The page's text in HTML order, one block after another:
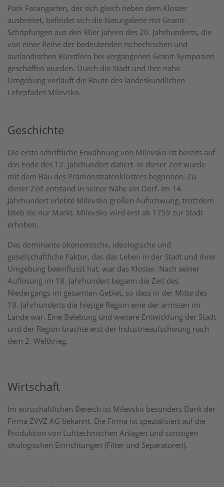
Park Fasangarten, der sich gleich neben dem Kloster
ausbreitet, befindet sich die Naturgalerie mit Granit-
Schöpfungen aus den 90er Jahren des 20. Jahrhunderts, die
von einer Reihe der bedeutenden tschechischen und
ausländischen Künstlern bei vergangenen Granit-Symposien
geschaffen wurden. Durch die Stadt und ihre nahe
Umgebung verläuft die Route des landeskundlichen
Lehrpfades Milevsko.
Geschichte
Die erste schriftliche Erwähnung von Milevsko ist bereits auf
das Ende des 12. Jahrhundert datiert. In dieser Zeit wurde
mit dem Bau des Prämonstratenklosters begonnen. Zu
dieser Zeit entstand in seiner Nähe ein Dorf. Im 14.
Jahrhundert erlebte Milevsko großen Aufschwung, trotzdem
blieb sie nur Markt. Milevsko wird erst ab 1759 zur Stadt
erhoben.
Das dominante ökonomische, ideologische und
gesellschaftliche Faktor, das das Leben in der Stadt und ihrer
Umgebung beeinflusst hat, war das Kloster. Nach seiner
Auflösung im 18. Jahrhundert begann die Zeit des
Niedergangs im gesamten Gebiet, so dass in der Mitte des
19. Jahrhunderts die hiesige Region eine der ärmsten im
Lande war. Eine Belebung und weitere Entwicklung der Stadt
und der Region brachte erst der Industrieaufschwung nach
dem 2. Weltkrieg.
Wirtschaft
Im wirtschaftlichen Bereich ist Milevsko besonders Dank der
Firma ZVVZ AG bekannt. Die Firma ist spezialisiert auf die
Produktion von Lufttechnischen Anlagen und sonstigen
ökologischen Einrichtungen (Filter und Separatoren).